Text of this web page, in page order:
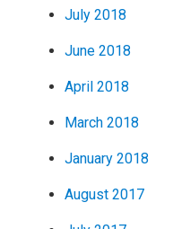
July 2018
June 2018
April 2018
March 2018
January 2018
August 2017